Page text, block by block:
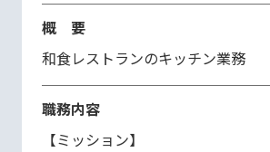
概 要
和食レストランのキッチン業務
職務内容
【ミッション】